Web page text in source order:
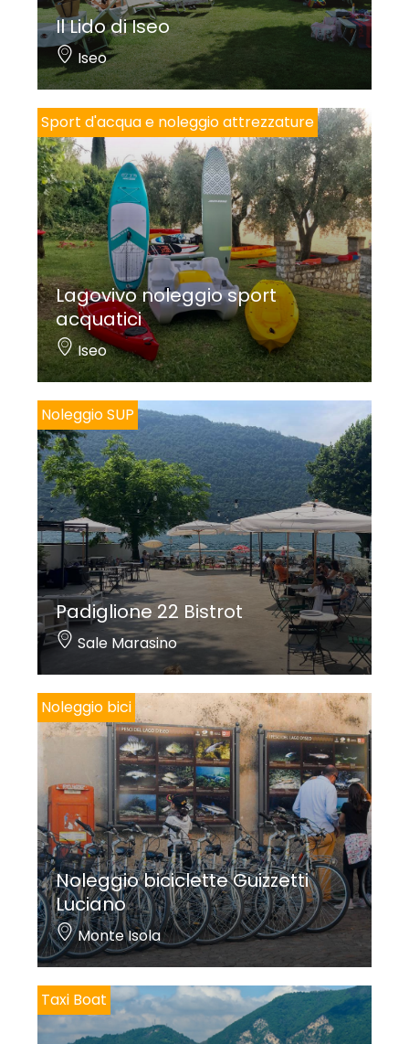
Il Lido di Iseo
Iseo
Sport d'acqua e noleggio attrezzature
Lagovivo noleggio sport
acquatici
Iseo
Noleggio SUP
Padiglione 22 Bistrot
Sale Marasino
Noleggio bici
Noleggio biciclette Guizzetti
Luciano
Monte Isola
Taxi Boat